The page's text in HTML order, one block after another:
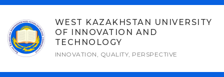
Skip
content
WEST KAZAKHSTAN UNIVERSITY
OF INNOVATION AND
TECHNOLOGY
INNOVATION, QUALITY, PERSPECTIVE